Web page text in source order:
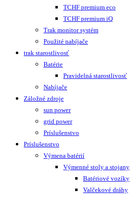
TCHF premium eco
TCHF premium iQ
Trak monitor systém
Použité nabíjače
trak starostlivosť
Batérie
Pravidelná starostlivosť
Nabíjače
Záložné zdroje
sun power
grid power
Príslušenstvo
Príslušenstvo
Výmena batérií
Výmenné stoly a stojany
Batériové vozíky
Valčekové dráhy